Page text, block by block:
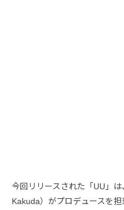
今回リリースされた「UU」
Kakuda）がプロデュースを